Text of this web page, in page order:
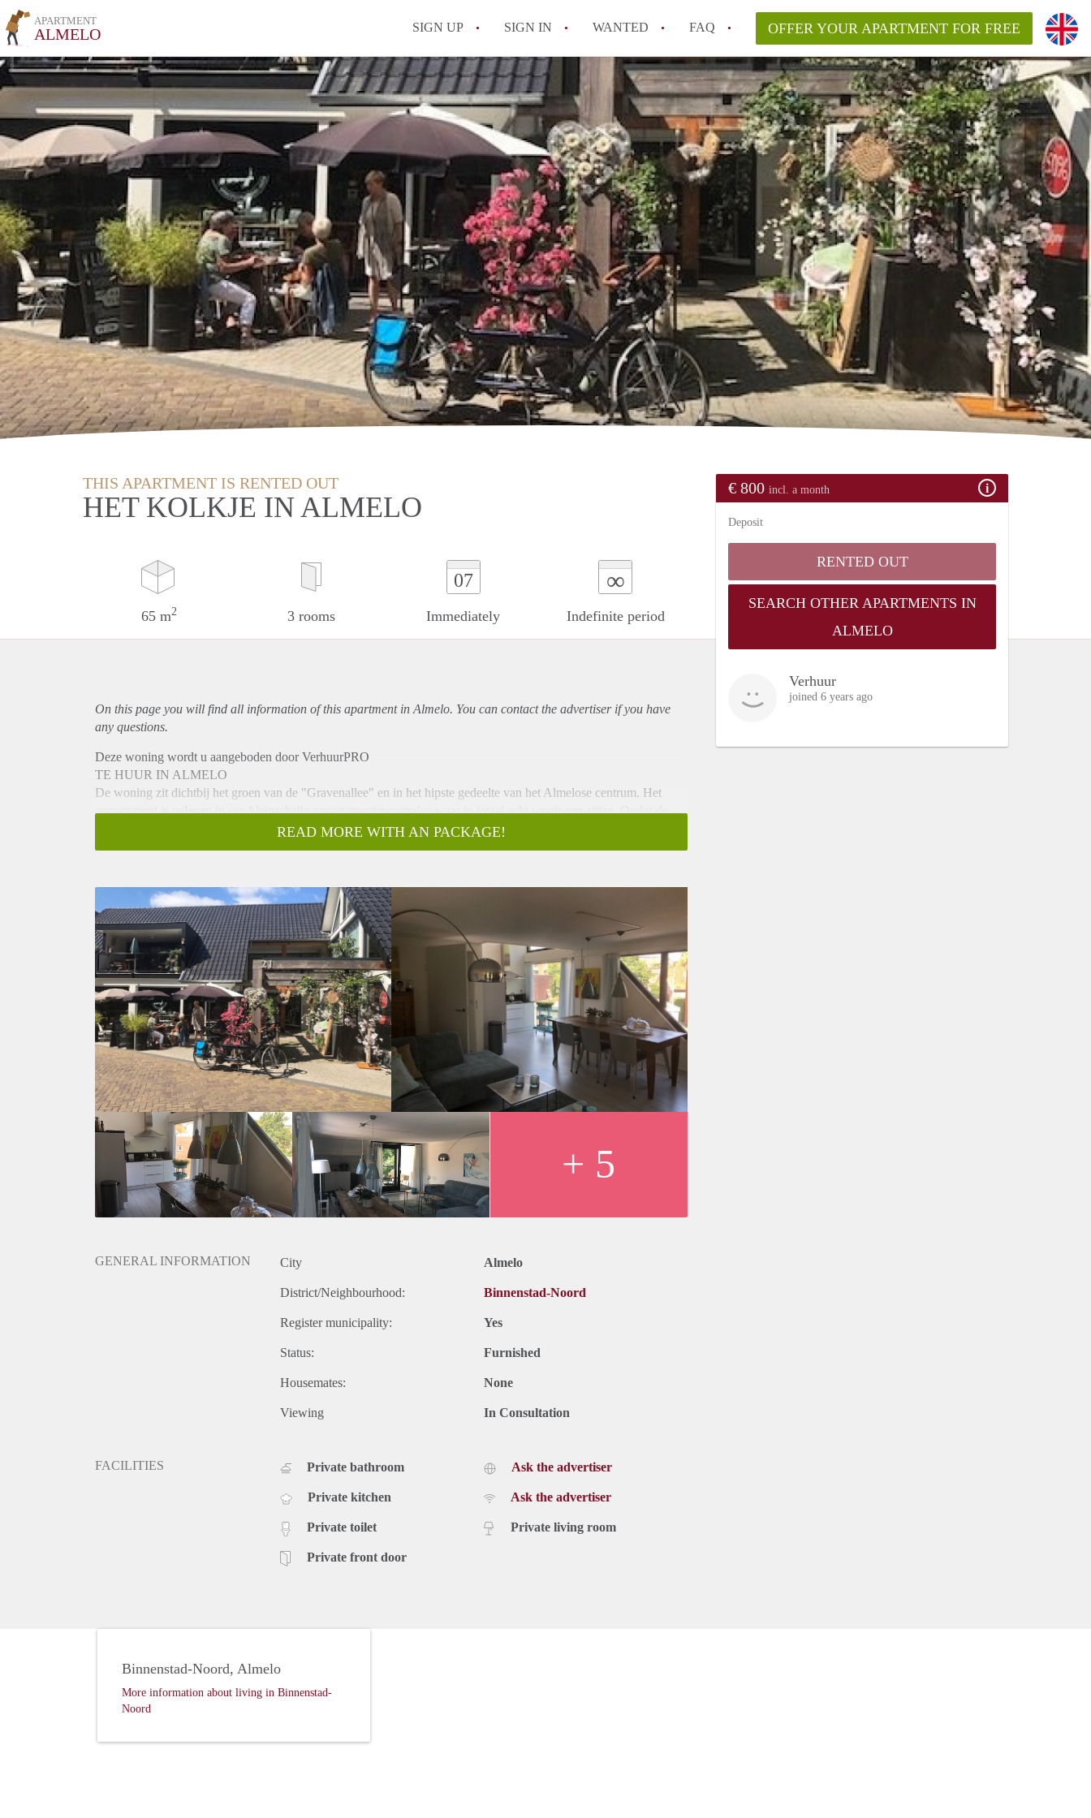
APARTMENT
ALMELO SIGN UP SIGN IN WANTED FAQ
All FAQs
OFFER YOUR APARTMENT FOR FREE
THIS APARTMENT IS RENTED OUT
HET KOLKJE IN ALMELO
65 m2 3 rooms
07
Immediately
∞
Indefinite period
€ 800 incl. a month
Deposit
RENTED OUT
SEARCH OTHER APARTMENTS IN
ALMELO
Verhuur
joined 6 years ago
On this page you will find all information of this apartmentin Almelo. You can contact the advertiser if you have
any questions.
Deze woning wordt u aangeboden door VerhuurPRO
TE HUUR IN ALMELO
De woning zit dichtbij het groen van de "Gravenallee" en in het hipste gedeelte van het Almelose centrum. Het
appartement is gelegen in een kleinschalig appartementencomplex waar in totaal acht woningen zitten. Onder de
woningen zijn drie gezellige en bruisende winkeltjes gelegen.
INDELING:
inbouwapparatuur (o.a. afwasmachine, ijskast en combi-magnetron). Ruime woonkamer met toegang tot de tweede
slaapkamer en met toegang tot het balkon.
BIJZONDERHEDEN:
- Beschikbaar per 1 mei 2021 voor onbepaalde tijd
- Huurprijs € 800,00 excl. g/w/e
- Voorschot g/w/e € 100,00 per maand
- Waarborgsom 1 maand huur
- Privéparkeerplaats eventueel te huur voor €65,- per maand
- Eigenaar is op zoek naar nette werkende man/vrouw
Geïnteresseerd? Schrijf u in op www.verhuurpro.nl en stuur een mail naar almelo@verhuurpro.nl.
Deze advertentie op internet en op Facebook is slechts ter informatie en dus geheel vrijblijvend. Aan eventuele
onjuistheden kunnen geen rechten worden ontleend.
READ MORE WITH AN PACKAGE!
+ 5
GENERAL INFORMATION City Almelo
District/Neighbourhood: Binnenstad-Noord
Register municipality: Yes
Status: Furnished
Housemates: None
Viewing In Consultation
FACILITIES Private bathroom
Private kitchen
Private toilet
Private front door
Ask the advertiser
Ask the advertiser
Private living room
Binnenstad-Noord, Almelo
More information about living in Binnenstad-
Noord